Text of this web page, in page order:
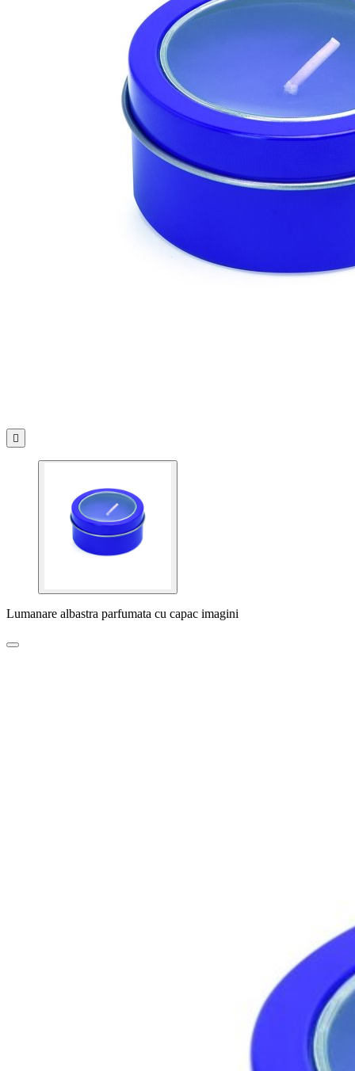

Lumanare albastra parfumata cu capac imagini